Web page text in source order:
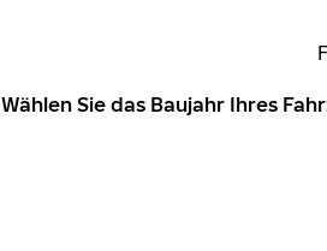
Wählen Sie das Baujahr Ihres